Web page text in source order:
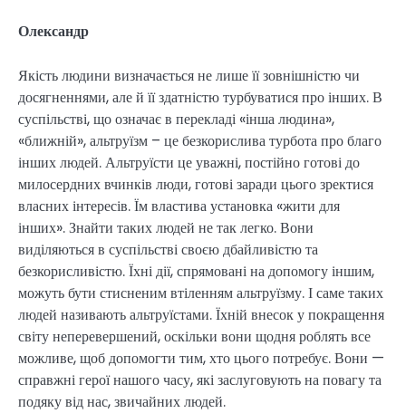
Олександр
Якість людини визначається не лише її зовнішністю чи
досягненнями, але й її здатністю турбуватися про інших. В
суспільстві, що означає в перекладі «інша людина»,
«ближній», альтруїзм – це безкорислива турбота про благо
інших людей. Альтруїсти це уважні, постійно готові до
милосердних вчинків люди, готові заради цього зректися
власних інтересів. Їм властива установка «жити для
інших». Знайти таких людей не так легко. Вони
виділяються в суспільстві своєю дбайливістю та
безкорисливістю. Їхні дії, спрямовані на допомогу іншим,
можуть бути стисненим втіленням альтруїзму. І саме таких
людей називають альтруїстами. Їхній внесок у покращення
світу неперевершений, оскільки вони щодня роблять все
можливе, щоб допомогти тим, хто цього потребує. Вони —
справжні герої нашого часу, які заслуговують на повагу та
подяку від нас, звичайних людей.